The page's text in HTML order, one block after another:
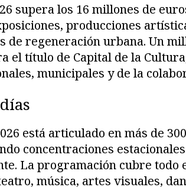
supera los 16 millones de
producciones
regeneración urbana. Un
el título de Capital de la
municipales y de la
está articulado en más de
concentraciones
La programación cubre todo
música, artes visuales,